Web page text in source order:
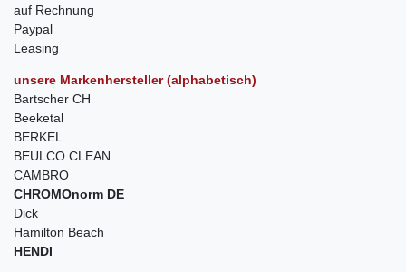
auf Rechnung
Paypal
Leasing
unsere Markenhersteller (alphabetisch)
Bartscher CH
Beeketal
BERKEL
BEULCO CLEAN
CAMBRO
CHROMOnorm DE
Dick
Hamilton Beach
HENDI